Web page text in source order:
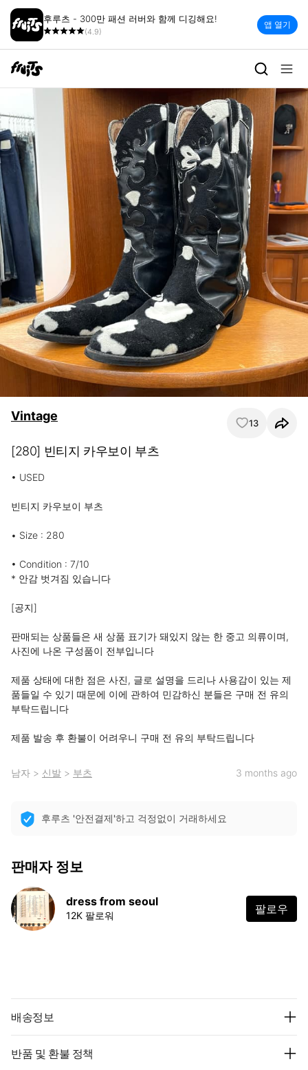
후루츠 - 300만 패션 러버와 함께 디깅해요!
(4.9)
앱 열기
Vintage 13
[280] 빈티지 카우보이 부츠
• USED
빈티지 카우보이 부츠
• Size : 280
• Condition : 7/10
* 안감 벗겨짐 있습니다
[공지]
판매되는 상품들은 새 상품 표기가 돼있지 않는 한 중고 의류이며,
사진에 나온 구성품이 전부입니다
제품 상태에 대한 점은 사진, 글로 설명을 드리나 사용감이 있는 제
품들일 수 있기 때문에 이에 관하여 민감하신 분들은 구매 전 유의
부탁드립니다
제품 발송 후 환불이 어려우니 구매 전 유의 부탁드립니다
남자 > 신발 > 부츠 3 months ago
후루츠 '안전결제'하고 걱정없이 거래하세요
판매자 정보
dress from seoul
12K 팔로워 팔로우
배송정보
반품 및 환불 정책